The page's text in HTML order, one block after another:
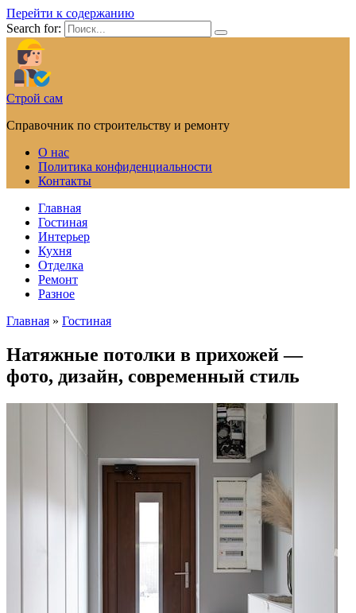
Перейти к содержанию
Search for:
Строй сам
Справочник по строительству и ремонту
О нас
Политика конфиденциальности
Контакты
Главная
Гостиная
Интерьер
Кухня
Отделка
Ремонт
Разное
Главная » Гостиная
Натяжные потолки в прихожей —
фото, дизайн, современный стиль